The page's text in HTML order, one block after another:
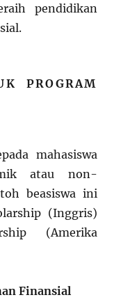
pendidikan
PROGRAM
mahasiswa
atau non-
beasiswa ini
(Inggris)
(Amerika
Finansial